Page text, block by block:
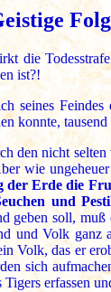
die
ist?!
seines
konnte,
den nicht
wie
der Erde die
und
geben soll,
und Volk ganz
Volk, das er
sich
erfassen